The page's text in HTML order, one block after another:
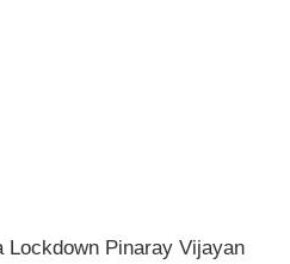
Lockdown Pinaray Vijayan